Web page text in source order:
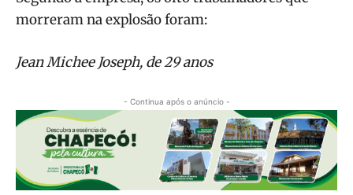
morreram na explosão foram:
Jean Michee Joseph, de 29 anos
- Continua após o anúncio -